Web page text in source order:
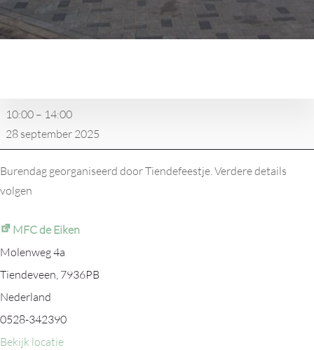
met
lunch
10:00 – 14:00
28 september 2025
Burendag georganiseerd door Tiendefeestje. Verdere details
volgen
MFC de Eiken
Molenweg 4a
Tiendeveen, 7936PB
Nederland
0528-342390
Bekijk locatie